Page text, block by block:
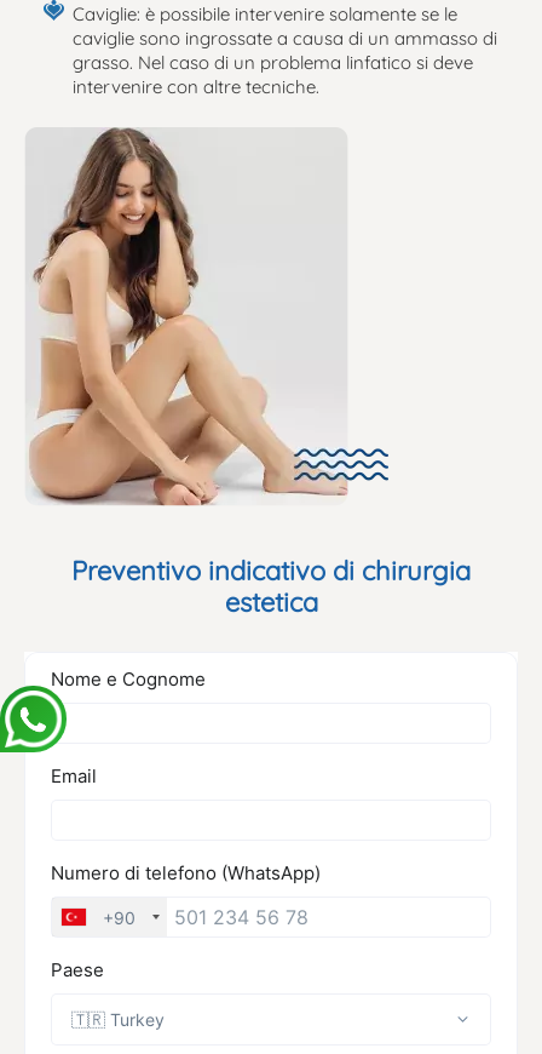
Caviglie: è possibile intervenire solamente se le
caviglie sono ingrossate a causa di un ammasso di
grasso. Nel caso di un problema linfatico si deve
intervenire con altre tecniche.
Preventivo indicativo di chirurgia
estetica